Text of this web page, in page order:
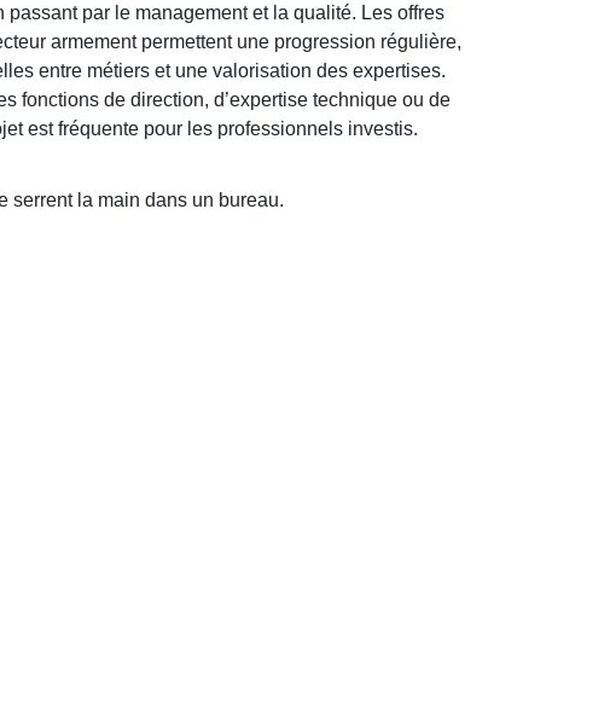
passant par le management et la qualité. Les offres
armement permettent une progression régulière,
entre métiers et une valorisation des expertises.
fonctions de direction, d’expertise technique ou de
est fréquente pour les professionnels investis.